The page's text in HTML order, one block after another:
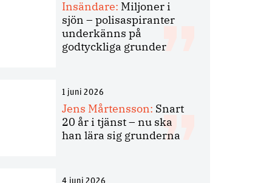
Insändare: Miljoner i
sjön – polisaspiranter
underkänns på
godtyckliga grunder
1 juni 2026
Jens Mårtensson: Snart
20 år i tjänst – nu ska
han lära sig grunderna
4 juni 2026